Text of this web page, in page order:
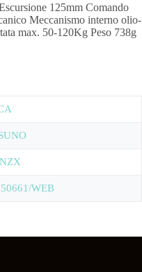
125mm Comando
Meccanismo interno olio-
max. 50-120Kg Peso 738g
WEB